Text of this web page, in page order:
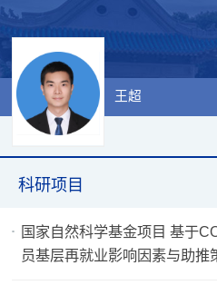
王超
科研项目
国家自然科学基金项目 基于
员基层再就业影响因素与助推